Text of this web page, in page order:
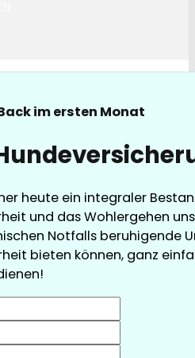
im ersten Monat
heute ein integraler
und das Wohlergehen
Notfalls beruhigende
bieten können, ganz